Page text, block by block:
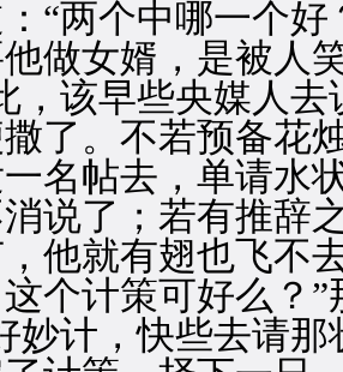
“两个中哪一个
做女婿，是被人
，该早些央媒人
了。不若预备花
名帖去，单请水
说了；若有推辞
他就有翅也飞不
个计策可好么？
妙计，快些去请